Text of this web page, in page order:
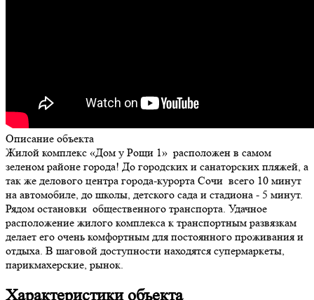
Описание объекта
Жилой комплекс «Дом у Рощи 1» расположен в самом
зеленом районе города! До городских и санаторских пляжей, а
так же делового центра города-курорта Сочи всего 10 минут
на автомобиле, до школы, детского сада и стадиона - 5 минут.
Рядом остановки общественного транспорта. Удачное
расположение жилого комплекса к транспортным развязкам
делает его очень комфортным для постоянного проживания и
отдыха. В шаговой доступности находятся супермаркеты,
парикмахерские, рынок.
Характеристики объекта